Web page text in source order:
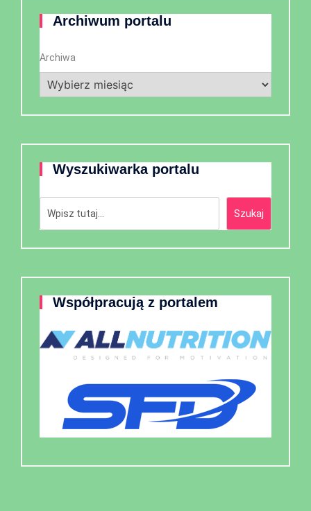
Archiwum portalu
Archiwa
Wyszukiwarka portalu
Szukaj
Współpracują z portalem